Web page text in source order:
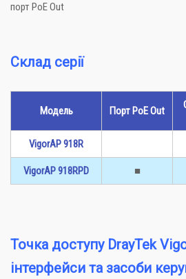
порт PoE Out
Склад серії
Модель Порт PoE Out
VigorAP 918R
VigorAP 918RPD ■
Точка доступу DrayTek
інтерфейси та засоби